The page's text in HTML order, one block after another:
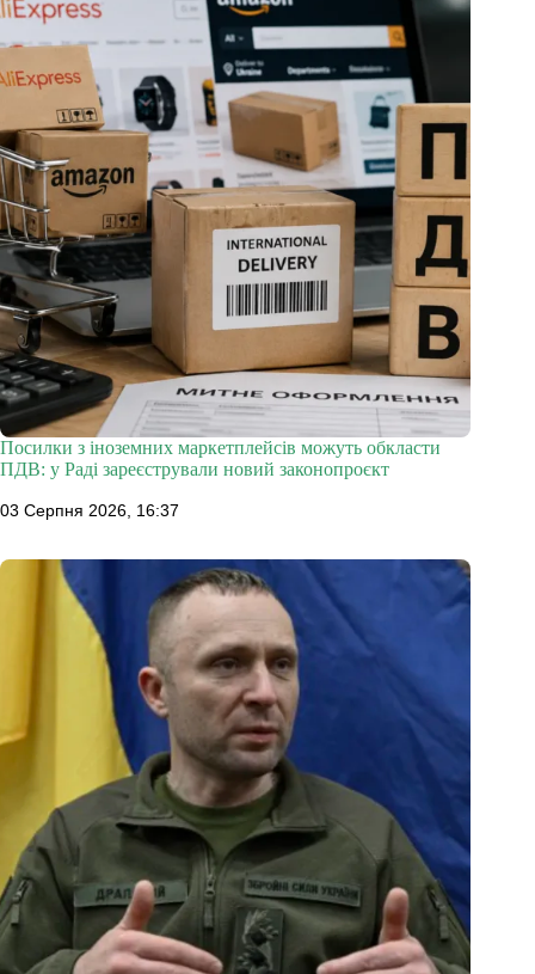
Посилки з іноземних маркетплейсів можуть обкласти
ПДВ: у Раді зареєстрували новий законопроєкт
03 Серпня 2026, 16:37